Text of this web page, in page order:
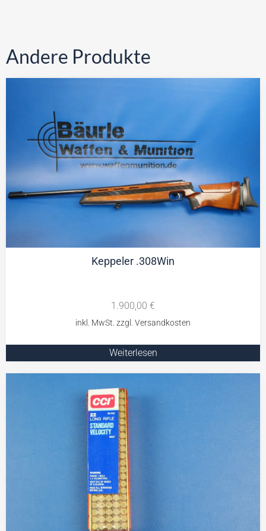
Andere Produkte
Keppeler .308Win
1.900,00 €
Weiterlesen